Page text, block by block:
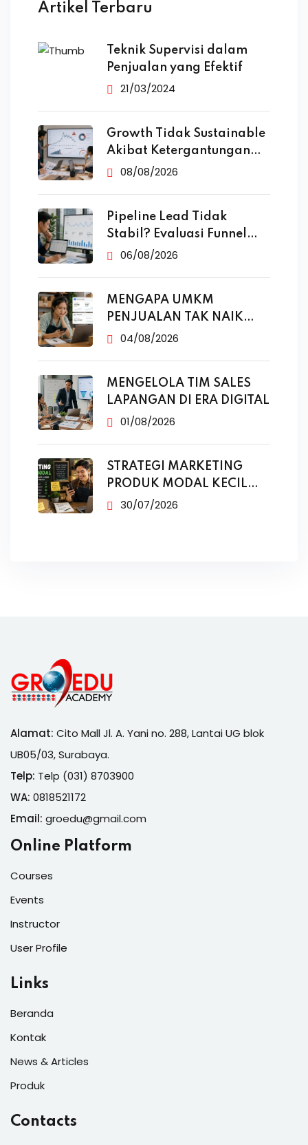
Artikel Terbaru
Teknik Supervisi dalam
Penjualan yang Efektif
21/03/2024
Growth Tidak Sustainable
Akibat Ketergantungan
Iklan
08/08/2026
Pipeline Lead Tidak
Stabil? Evaluasi Funnel
Marketing
06/08/2026
MENGAPA UMKM
PENJUALAN TAK NAIK
MESKI SUDAH
04/08/2026
MENGELOLA TIM SALES
LAPANGAN DI ERA DIGITAL
01/08/2026
STRATEGI MARKETING
PRODUK MODAL KECIL
TANPA IKLAN
30/07/2026
Alamat: Cito Mall Jl. A. Yani no. 288, Lantai UG blok
UB05/03, Surabaya.
Telp: Telp (031) 8703900
WA: 0818521172
Email: groedu@gmail.com
Online Platform
Courses
Events
Instructor
User Profile
Links
Beranda
Kontak
News & Articles
Produk
Contacts